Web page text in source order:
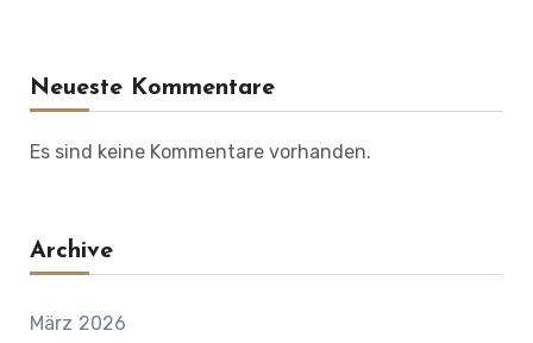
Neueste Kommentare
Es sind keine Kommentare vorhanden.
Archive
März 2026